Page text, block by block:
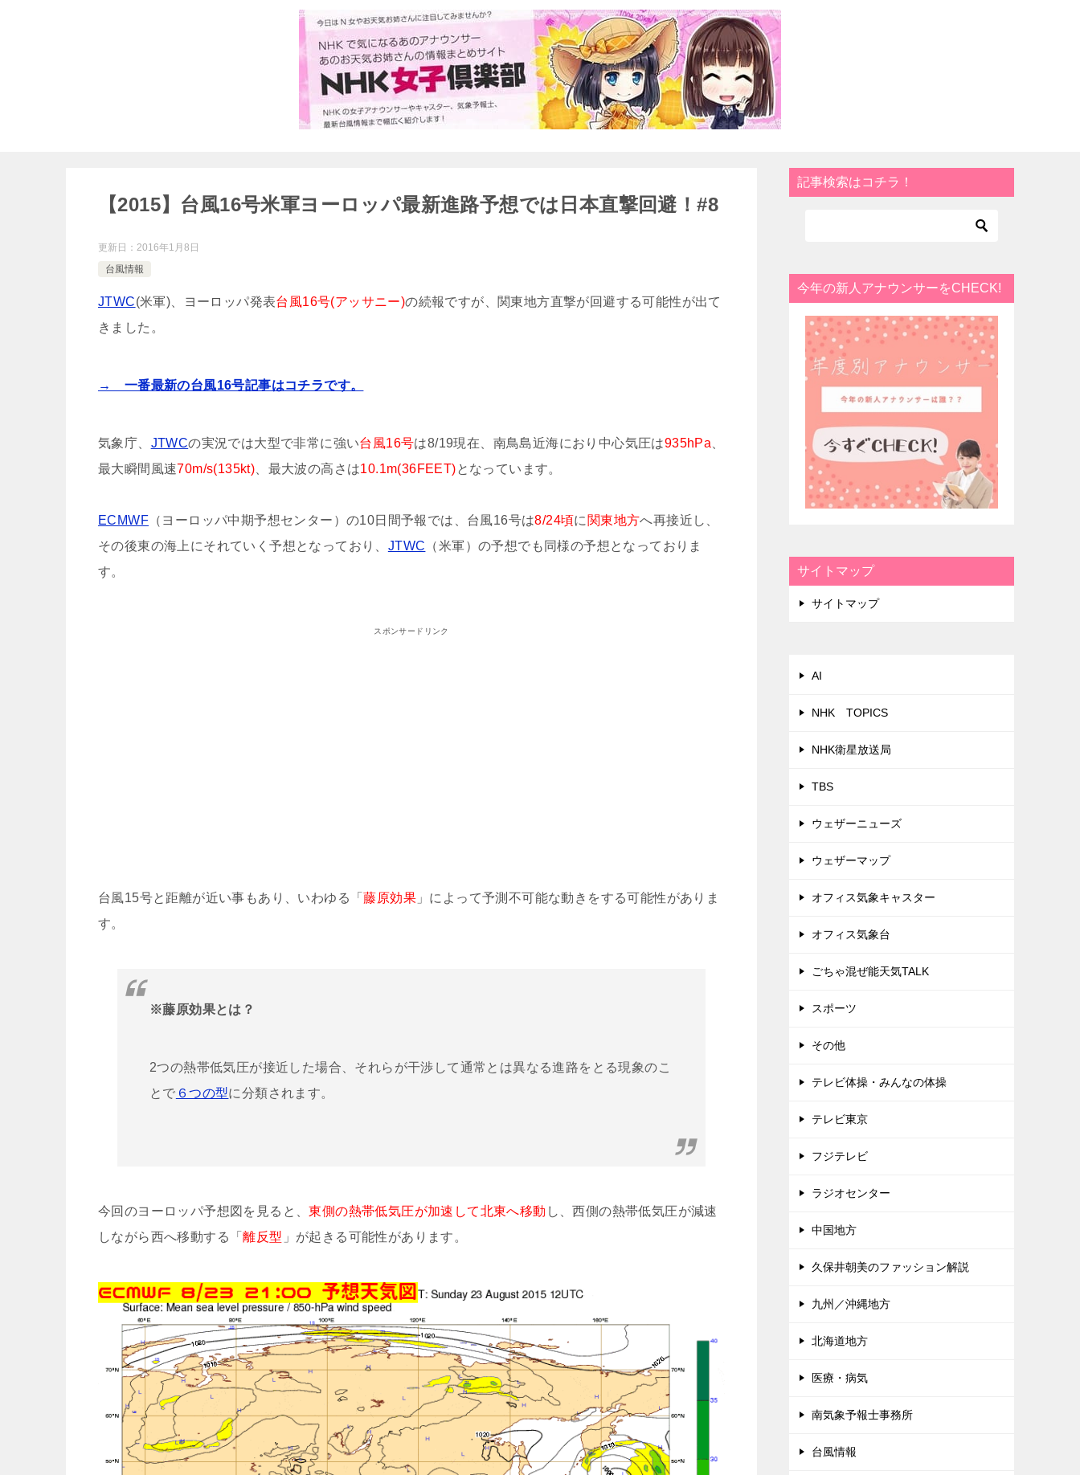
【2015】台風16号米軍ヨーロッパ最新進路予想では日本直撃回避！#8
更新日： 2016年1月8日
台風情報
JTWC(米軍)、ヨーロッパ発表台風16号(アッサニー)の続報ですが、関東地方直撃が回避する可能性が出て
きました。
→ 一番最新の台風16号記事はコチラです。
気象庁、 JTWCの実況では大型で非常に強い台風16号は8/19現在、南鳥島近海におり中心気圧は935hPa
最大瞬間風速70m/s(135kt) 、最大波の高さは10.1m(36FEET)となっています。
ECMWF （ヨーロッパ中期予想センター）の10日間予報では、台風16号は8/24頃に 関東地方へ再接近し、
その後東の海上にそれていく予想となっており、 JTWC （米軍）の予想でも同様の予想となっておりま
す。
スポンサードリンク
台風15号と距離が近い事もあり、いわゆる「藤原効果 」によって予測不可能な動きをする可能性がありま
す。
※藤原効果とは？
2つの熱帯低気圧が接近した場合、それらが干渉して通常とは異なる進路をとる現象のこ
とで ６つの型に分類されます。
今回のヨーロッパ予想図を見ると、東側の熱帯低気圧が加速して北東へ移動 し、西側の熱帯低気圧が減速
しながら西へ移動する「離反型 」が起きる可能性があります。
記事検索はコチラ！
今年の新人アナウンサーをCHECK!
サイトマップ
サイトマップ
AI
NHK TOPICS
NHK衛星放送局
TBS
ウェザーニューズ
ウェザーマップ
オフィス気象キャスター
オフィス気象台
ごちゃ混ぜ能天気TALK
スポーツ
その他
テレビ体操・みんなの体操
テレビ東京
フジテレビ
ラジオセンター
中国地方
久保井朝美のファッション解説
九州／沖縄地方
北海道地方
医療・病気
南気象予報士事務所
台風情報